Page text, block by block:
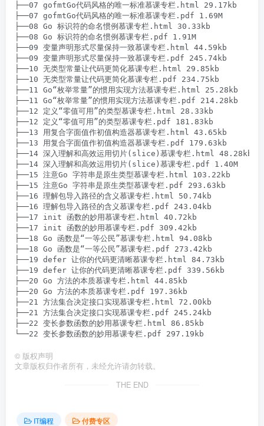
├──07 gofmtGo代码风格的唯一标准慕课专栏.html 29.17kb
├──07 gofmtGo代码风格的唯一标准慕课专栏.pdf 1.69M
├──08 Go 标识符的命名惯例慕课专栏.html 30.33kb
├──08 Go 标识符的命名惯例慕课专栏.pdf 1.91M
├──09 变量声明形式尽量保持一致慕课专栏.html 44.59kb
├──09 变量声明形式尽量保持一致慕课专栏.pdf 245.74kb
├──10 无类型常量让代码更简化慕课专栏.html 29.85kb
├──10 无类型常量让代码更简化慕课专栏.pdf 234.75kb
├──11 Go“枚举常量”的惯用实现方法慕课专栏.html 25.28kb
├──11 Go“枚举常量”的惯用实现方法慕课专栏.pdf 214.28kb
├──12 定义“零值可用”的类型慕课专栏.html 28.33kb
├──12 定义“零值可用”的类型慕课专栏.pdf 181.83kb
├──13 用复合字面值作初值构造器慕课专栏.html 43.65kb
├──13 用复合字面值作初值构造器慕课专栏.pdf 179.63kb
├──14 深入理解和高效运用切片(slice)慕课专栏.html 48.28kb
├──14 深入理解和高效运用切片(slice)慕课专栏.pdf 1.40M
├──15 注意Go 字符串是原生类型慕课专栏.html 103.22kb
├──15 注意Go 字符串是原生类型慕课专栏.pdf 293.63kb
├──16 理解包导入路径的含义慕课专栏.html 50.74kb
├──16 理解包导入路径的含义慕课专栏.pdf 243.04kb
├──17 init 函数的妙用慕课专栏.html 40.72kb
├──17 init 函数的妙用慕课专栏.pdf 309.42kb
├──18 Go 函数是“一等公民”慕课专栏.html 94.08kb
├──18 Go 函数是“一等公民”慕课专栏.pdf 273.42kb
├──19 defer 让你的代码更清晰慕课专栏.html 84.73kb
├──19 defer 让你的代码更清晰慕课专栏.pdf 339.56kb
├──20 Go 方法的本质慕课专栏.html 44.85kb
├──20 Go 方法的本质慕课专栏.pdf 197.36kb
├──21 方法集合决定接口实现慕课专栏.html 72.00kb
├──21 方法集合决定接口实现慕课专栏.pdf 245.24kb
├──22 变长参数函数的妙用慕课专栏.html 86.85kb
© 版权声明
文章版权归作者所有，未经允许请勿转载。
THE END
IT编程
付费专区